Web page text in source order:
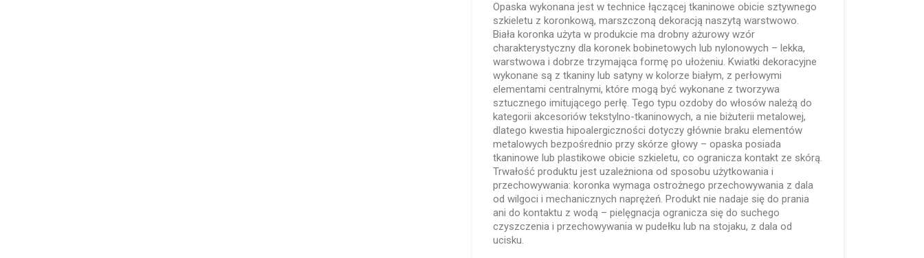
Opaska wykonana jest w technice łączącej tkaninowe obicie sztywnego
szkieletu z koronkową, marszczoną dekoracją naszytą warstwowo.
Biała koronka użyta w produkcie ma drobny ażurowy wzór
charakterystyczny dla koronek bobinetowych lub nylonowych – lekka,
warstwowa i dobrze trzymająca formę po ułożeniu. Kwiatki dekoracyjne
wykonane są z tkaniny lub satyny w kolorze białym, z perłowymi
elementami centralnymi, które mogą być wykonane z tworzywa
sztucznego imitującego perłę. Tego typu ozdoby do włosów należą do
kategorii akcesoriów tekstylno-tkaninowych, a nie biżuterii metalowej,
dlatego kwestia hipoalergiczności dotyczy głównie braku elementów
metalowych bezpośrednio przy skórze głowy – opaska posiada
tkaninowe lub plastikowe obicie szkieletu, co ogranicza kontakt ze skórą.
Trwałość produktu jest uzależniona od sposobu użytkowania i
przechowywania: koronka wymaga ostrożnego przechowywania z dala
od wilgoci i mechanicznych naprężeń. Produkt nie nadaje się do prania
ani do kontaktu z wodą – pielęgnacja ogranicza się do suchego
czyszczenia i przechowywania w pudełku lub na stojaku, z dala od
ucisku.